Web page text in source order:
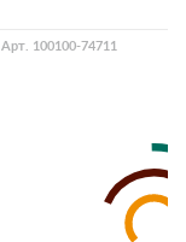
Арт. 100100-74711